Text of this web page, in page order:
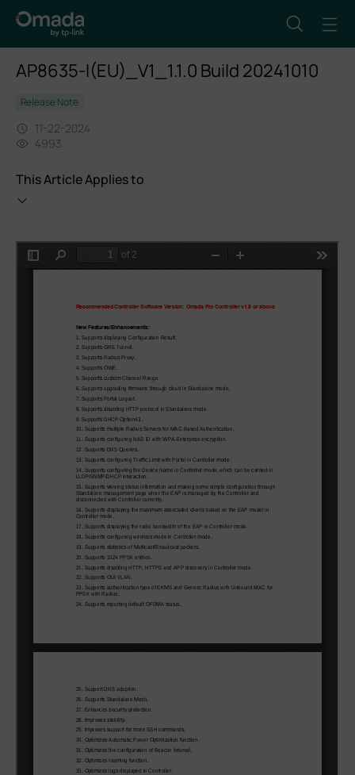
AP8635-I(EU)_V1_1.1.0 Build 20241010
Release Note
11-22-2024
4993
This Article Applies to